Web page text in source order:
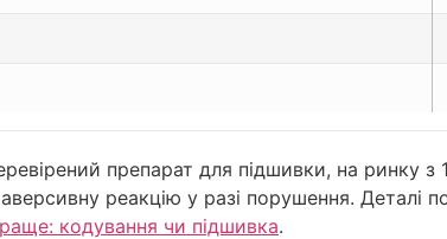
препарат для підшивки, на ринку
реакцію у разі порушення. Деталі
кодування чи підшивка.